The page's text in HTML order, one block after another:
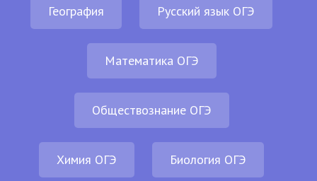
География Русский язык ОГЭ
Математика ОГЭ
Обществознание ОГЭ
Химия ОГЭ Биология ОГЭ